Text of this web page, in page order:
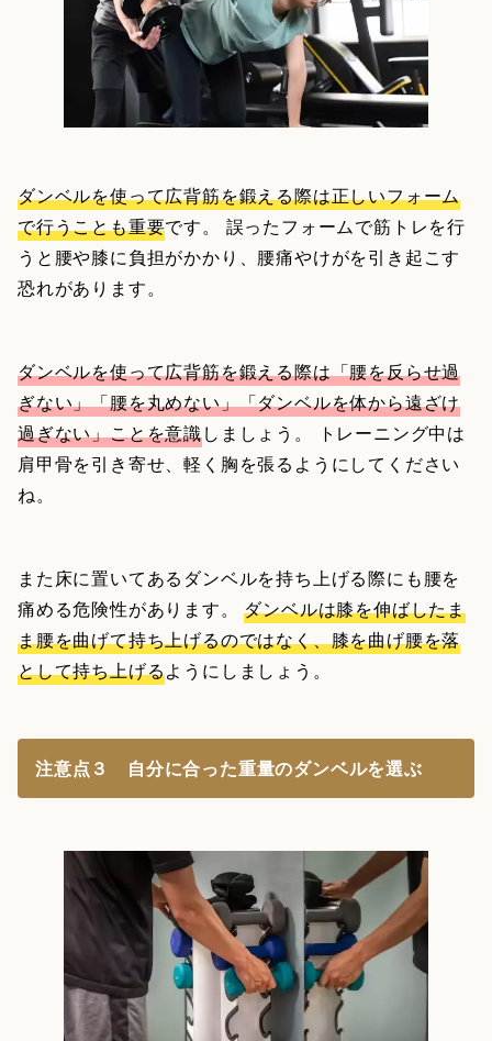
ダンベルを使って広背筋を鍛える際は正しいフォーム
で行うことも重要です。 誤ったフォームで筋トレを行
うと腰や膝に負担がかかり、腰痛やけがを引き起こす
恐れがあります。
ダンベルを使って広背筋を鍛える際は「腰を反らせ過
ぎない」「腰を丸めない」「ダンベルを体から遠ざけ
過ぎない」ことを意識しましょう。 トレーニング中は
肩甲骨を引き寄せ、軽く胸を張るようにしてください
ね。
また床に置いてあるダンベルを持ち上げる際にも腰を
痛める危険性があります。ダンベルは膝を伸ばしたま
ま腰を曲げて持ち上げるのではなく、膝を曲げ腰を落
として持ち上げるようにしましょう。
注意点３ 自分に合った重量のダンベルを選ぶ